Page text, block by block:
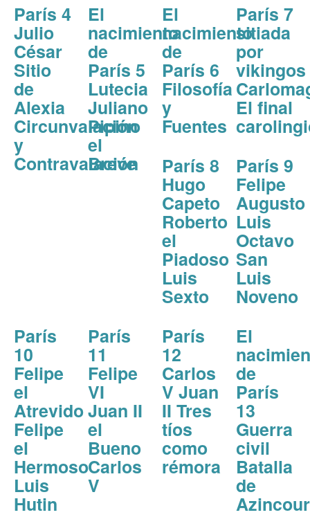
París 4
Julio
César
Sitio
de
Alexia
Circunvalación
y
Contravalación
El
nacimiento
de
París 5
Lutecia
Juliano
Pipino
el
Breve
El
nacimiento
de
París 6
Filosofía
y
Fuentes
París 7
sitiada
por
vikingos
El final
París 8
Hugo
Capeto
Roberto
el
Piadoso
Luis
Sexto
París 9
Felipe
Augusto
Luis
Octavo
San
Luis
Noveno
París
10
Felipe
el
Atrevido
Felipe
el
Hermoso
Luis
Hutin
París
11
Felipe
VI
Juan II
el
Bueno
Carlos
V
París
12
Carlos
V Juan
II Tres
tíos
como
rémora
El
de
París
13
Guerra
civil
Batalla
de